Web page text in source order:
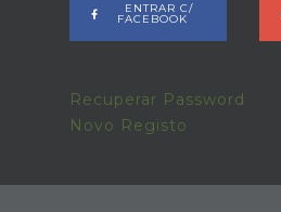
ENTRAR C/
FACEBOOK
Recuperar Password
Novo Registo